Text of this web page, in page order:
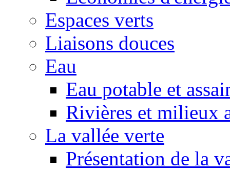
Espaces verts
Liaisons douces
Eau
Eau potable et
Rivières et milieux
La vallée verte
Présentation de la